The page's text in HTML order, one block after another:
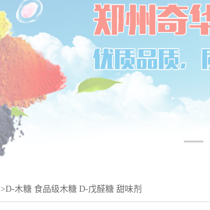
>D-木糖 食品级木糖 D-戊醛糖 甜味剂